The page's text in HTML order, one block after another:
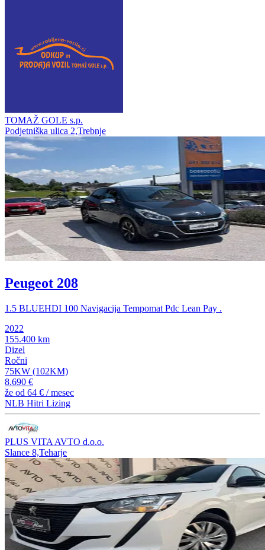
TOMAŽ GOLE s.p.
Podjetniška ulica 2,Trebnje
Peugeot 208
1.5 BLUEHDI 100 Navigacija Tempomat Pdc Lean Pay .
2022
155.400 km
Dizel
Ročni
75KW (102KM)
8.690 €
že od 64 € / mesec
NLB Hitri Lizing
PLUS VITA AVTO d.o.o.
Slance 8,Teharje